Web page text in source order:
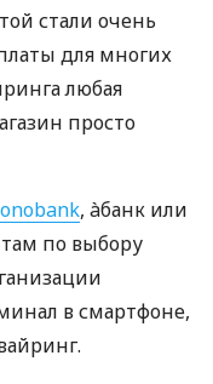
стали очень
для многих
любая
просто
, àбанк или
по выбору
в смартфоне,